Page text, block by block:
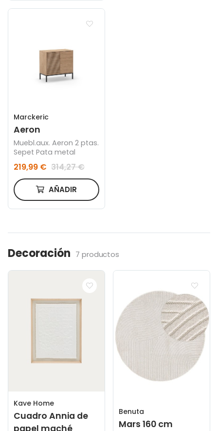
Marckeric
Aeron
Muebl.aux. Aeron 2 ptas.
Sepet Pata metal
219,99 € 314,27 €
AÑADIR
Decoración 7 productos
Kave Home
Cuadro Annia de
papel maché
Benuta
Mars 160 cm